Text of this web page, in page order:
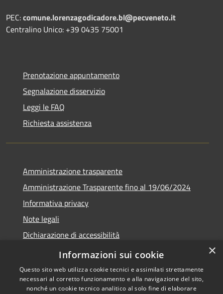
PEC:comune.lorenzagodicadore.bl@pecveneto.it
Centralino Unico: +39 0435 75001
Prenotazione appuntamento
Segnalazione disservizio
Leggi le FAQ
Richiesta assistenza
Amministrazione trasparente
Amministrazione Trasparente fino al 19/06/2024
Informativa privacy
Note legali
Dichiarazione di accessibilità
Meccanismo di feedback
×
Informazioni sui cookie
Questo sito web utilizza cookie tecnici e assimilati strettamente
necessari al corretto funzionamento e alla navigazione del sito,
nonché un cookie tecnico analitico al solo fine di elaborare